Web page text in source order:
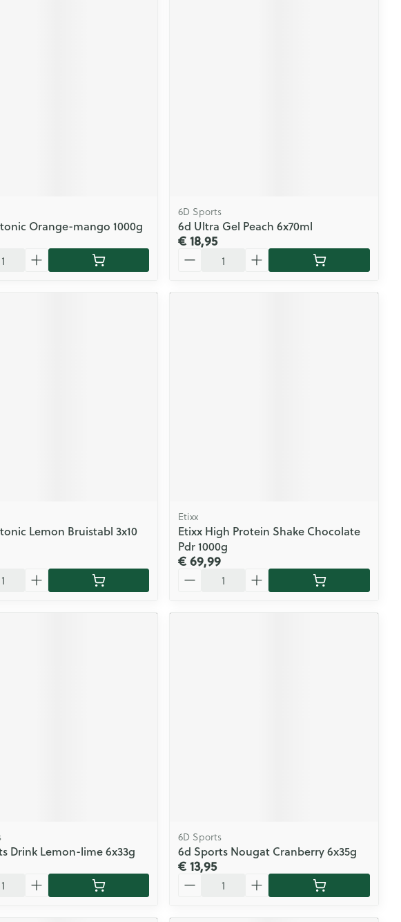
Orange-mango 1000g
6D Sports
6d Ultra Gel Peach 6x70ml
€ 18,95
Lemon Bruistabl 3x10
Etixx
Etixx High Protein Shake Chocolate
Pdr 1000g
€ 69,99
Drink Lemon-lime 6x33g
6D Sports
6d Sports Nougat Cranberry 6x35g
€ 13,95